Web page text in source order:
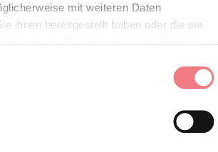
mit weiteren Daten
ihnen bereitgestellt haben oder die sie
Sie uns